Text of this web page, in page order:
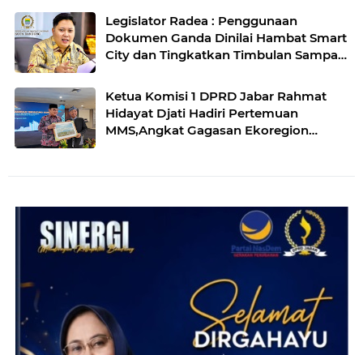
Legislator Radea : Penggunaan
Dokumen Ganda Dinilai Hambat Smart
City dan Tingkatkan Timbulan Sampah
Ketua Komisi 1 DPRD Jabar Rahmat
Hidayat Djati Hadiri Pertemuan
MMS,Angkat Gagasan Ekoregion